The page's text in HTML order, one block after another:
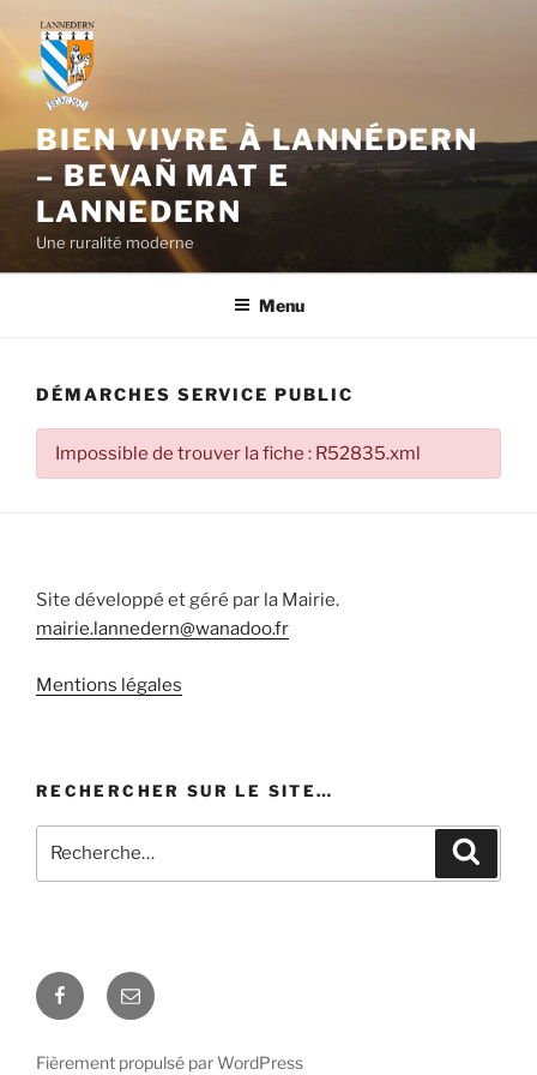
contenu
principal
BIEN VIVRE À LANNÉDERN
– BEVAÑ MAT E
LANNEDERN
Une ruralité moderne
Menu
DÉMARCHES SERVICE PUBLIC
Impossible de trouver la fiche : R52835.xml
Site développé et géré par la Mairie.
mairie.lannedern@wanadoo.fr
Mentions légales
RECHERCHER SUR LE SITE…
pour
Facebook
E-
mail
Fièrement propulsé par WordPress